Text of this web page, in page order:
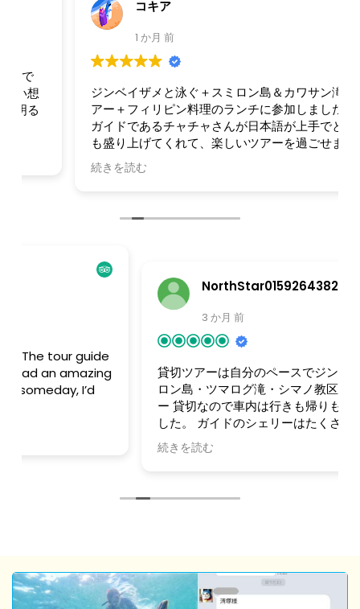
コキア
ジンベイザメと泳ぐ＋スミロン島＆カワサン滝ツ
アー＋フィリピン料理のランチに参加しました。
ガイドであるチャチャさんが日本語が上手でとて
も盛り上げてくれて、楽しいツアーを過ごせまし
た。土砂降りでしたが、全てのツアーを体験でき
行ってよかったと思っています。またジンベイザ
続きを読む
NorthStar01592643826
貸切ツアーは自分のペースでジンベイザメ・スミ
ロン島・ツマログ滝・シマノ教区教会の貸切ツア
ー 貸切なので車内は行きも帰りもゆっくり出来ま
した。 ガイドのシェリーはたくさん写真を撮って
くれたり、至れり尽くせりでした。 時間と予算に
余裕があれば貸切ツアーをお勧め。